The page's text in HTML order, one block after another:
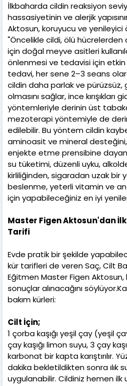
İlkbaharda cildin reaksiyon
hassasiyetinin ve alerjik
Aktosun, koruyucu ve
"Öncelikle cildi, ölü hücrelerden
için doğal meyve asitleri
önlenmesi ve tedavisi için
tedavi, her sene 2–3 seans
cildin daha parlak ve pürüzsüz,
olmasını sağlar, ince kırışıkları
yöntemleriyle derinin üst
mezoterapi yöntemiyle de
edilebilir. Bu yöntem cildin
aminoasit ve mineral
enjekte etme prensibine
su tüketimi, düzenli uyku,
kirliliğinden, sigaradan uzak bir
beslenme, yeterli vitamin ve
için yapabileceğiniz en iyi
Master Figen Aktosun'dan
Tarifi
Evde pratik bir şekilde
kür tarifleri de veren Saç, Cilt
Eğitmen Master Figen Aktosun,
sonuçlar alınacağını
bakım kürleri:
Cilt İçin;
1 çorba kaşığı yeşil çay (yeşil
çay kaşığı limon suyu, 3 çay
karbonat bir kapta karıştırılır.
dakika bekletildikten sonra ılık
uygulanabilir. Cildiniz hemen